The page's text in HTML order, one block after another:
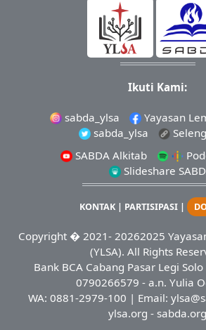
Ikuti Kami:
sabda_ylsa
Yayasan
sabda_ylsa
SABDA Alkitab
Slideshare
KONTAK| PARTISIPASI|
Copyright � 2021- 20262025
(YLSA). All Rights
Bank BCA Cabang Pasar Legi
0790266579 - a.n. Yulia
WA: 0881-2979-100 | Email:
ylsa.org - sabda.org